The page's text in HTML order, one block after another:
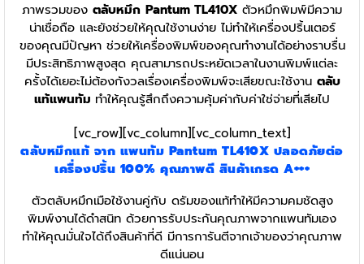
ภาพรวมของ ตลับหมึก Pantum TL410X ตัวหมึกพิมพ์มีความ
น่าเชื่อถือ และยังช่วยให้คุณใช้งานง่าย ไม่ทำให้เครื่องปริ้นเตอร์
ของคุณมีปัญหา ช่วยให้เครื่องพิมพ์ของคุณทำงานได้อย่างราบรื่น
มีประสิทธิภาพสูงสุด คุณสามารถประหยัดเวลาในงานพิมพ์แต่ละ
ครั้งได้เยอะไม่ต้องกังวลเรื่องเครื่องพิมพ์จะเสียขณะใช้งาน ตลับ
แท้แพนทัม ทำให้คุณรู้สึกถึงความคุ้มค่ากับค่าใช่จ่ายที่เสียไป
[vc_row][vc_column][vc_column_text]
ตลับหมึกแท้ จาก แพนทัม Pantum TL410X ปลอดภัยต่อ
เครื่องปริ้น 100% คุณภาพดี สินค้าเกรด A+++
ตัวตลับหมึกเมือใช้งานคู่กับ ดรัมของแท้ทำให้มีความคมชัดสูง
พิมพ์งานได้ดำสนิท ด้วยการรับประกันคุณภาพจากแพนทัมเอง
ทำให้คุณมั่นใจได้ถึงสินค้าที่ดี มีการการันตีจากเจ้าของว่าคุณภาพ
ดีแน่นอน